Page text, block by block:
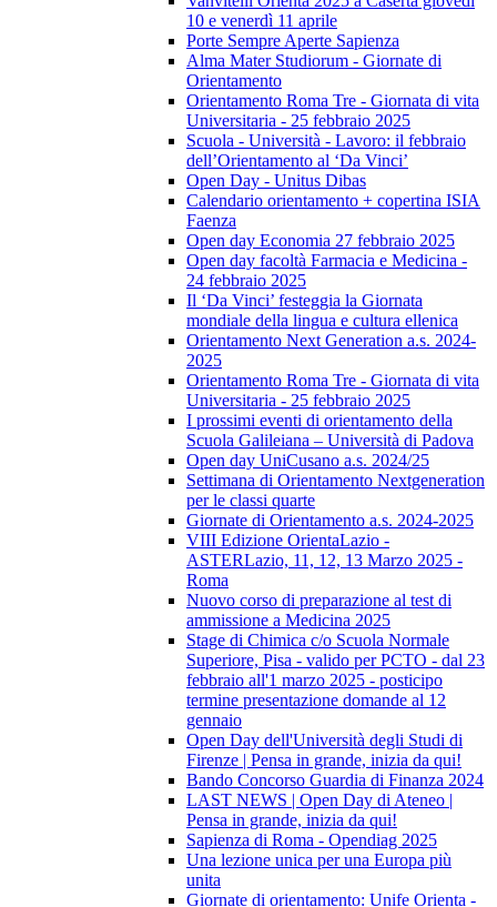
10 e venerdì 11 aprile
Porte Sempre Aperte Sapienza
Alma Mater Studiorum - Giornate di
Orientamento
Orientamento Roma Tre - Giornata di vita
Universitaria - 25 febbraio 2025
Scuola - Università - Lavoro: il febbraio
dell’Orientamento al ‘Da Vinci’
Open Day - Unitus Dibas
Calendario orientamento + copertina ISIA
Faenza
Open day Economia 27 febbraio 2025
Open day facoltà Farmacia e Medicina -
24 febbraio 2025
Il ‘Da Vinci’ festeggia la Giornata
mondiale della lingua e cultura ellenica
Orientamento Next Generation a.s. 2024-
2025
Orientamento Roma Tre - Giornata di vita
Universitaria - 25 febbraio 2025
I prossimi eventi di orientamento della
Scuola Galileiana – Università di Padova
Open day UniCusano a.s. 2024/25
Settimana di Orientamento Nextgeneration
per le classi quarte
Giornate di Orientamento a.s. 2024-2025
VIII Edizione OrientaLazio -
ASTERLazio, 11, 12, 13 Marzo 2025 -
Roma
Nuovo corso di preparazione al test di
ammissione a Medicina 2025
Stage di Chimica c/o Scuola Normale
Superiore, Pisa - valido per PCTO - dal 23
febbraio all'1 marzo 2025 - posticipo
termine presentazione domande al 12
gennaio
Open Day dell'Università degli Studi di
Firenze | Pensa in grande, inizia da qui!
Bando Concorso Guardia di Finanza 2024
LAST NEWS | Open Day di Ateneo |
Pensa in grande, inizia da qui!
Sapienza di Roma - Opendiag 2025
Una lezione unica per una Europa più
unita
Giornate di orientamento: Unife Orienta -